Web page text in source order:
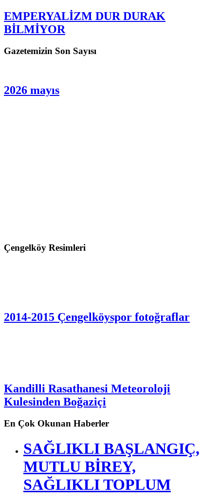
EMPERYALİZM DUR DURAK
BİLMİYOR
Gazetemizin Son Sayısı
2026 mayıs
Çengelköy Resimleri
2014-2015 Çengelköyspor fotoğraflar
Kandilli Rasathanesi Meteoroloji
Kulesinden Boğaziçi
En Çok Okunan Haberler
SAĞLIKLI BAŞLANGIÇ,
MUTLU BİREY,
SAĞLIKLI TOPLUM